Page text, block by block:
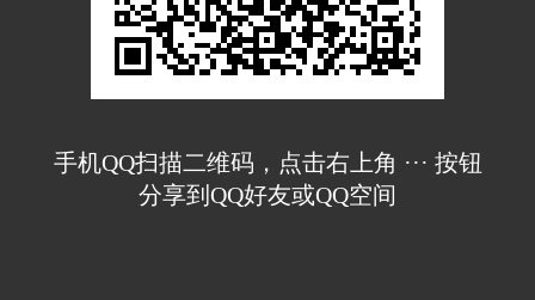
手机QQ扫描二维码，点击右上角 ··· 按钮
分享到QQ好友或QQ空间